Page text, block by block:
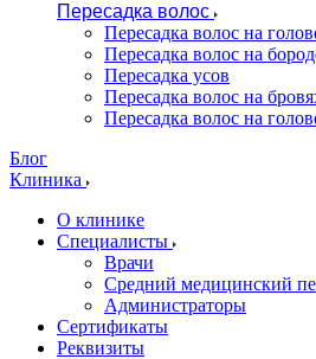
Пересадка волос
Пересадка волос на
Пересадка волос на
Пересадка усов
Пересадка волос на
Пересадка волос на
Блог
Клиника
О клинике
Специалисты
Врачи
Средний медицинский
Администраторы
Сертификаты
Реквизиты